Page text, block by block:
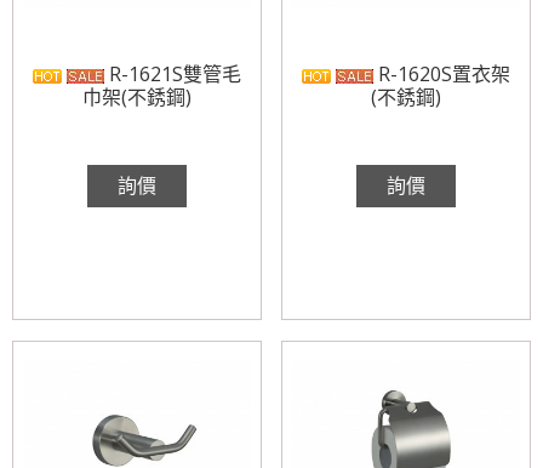
R-1621S雙管毛
巾架(不銹鋼)
詢價
R-1620S置衣架
(不銹鋼)
詢價